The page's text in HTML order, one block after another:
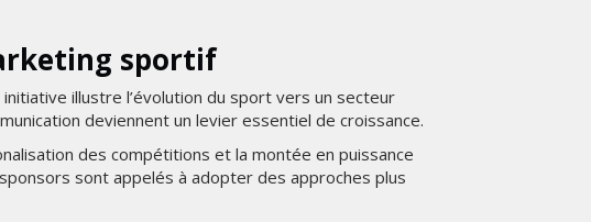
sportif
illustre l’évolution du sport vers un secteur
deviennent un levier essentiel de croissance.
des compétitions et la montée en puissance
sont appelés à adopter des approches plus